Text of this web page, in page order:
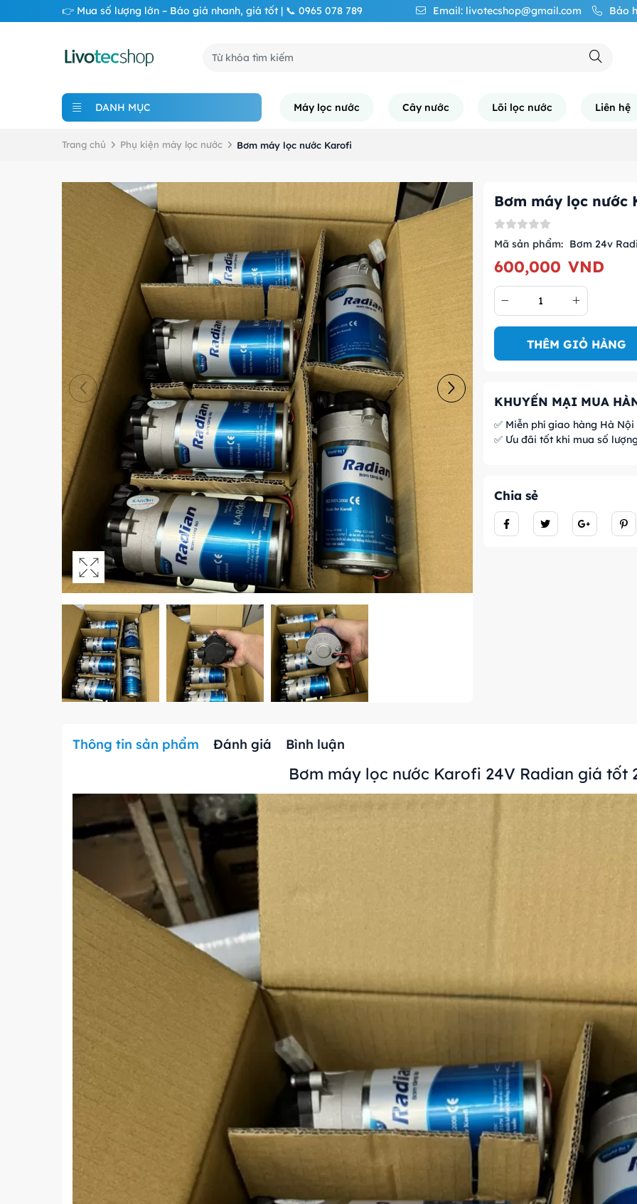
👉 Mua số lượng lớn – Báo giá nhanh, giá tốt | 📞 0965 078 789 Email: livotecshop@gmail.com Bảo
DANH MỤC Máy lọc nước Cây nước Lõi lọc nước Liên hệ
Trang chủ Phụ kiện máy lọc nước Bơm máy lọc nước Karofi
Bơm máy lọc nước
Mã sản phẩm: Bơm 24v
600,000 VND
THÊM GIỎ HÀNG
KHUYẾN MẠI MUA
✅ Miễn phí giao hàng Hà Nội
✅ Ưu đãi tốt khi mua số
Chia sẻ
Thông tin sản phẩm Đánh giá Bình luận
Bơm máy lọc nước Karofi 24V Radian giá tốt